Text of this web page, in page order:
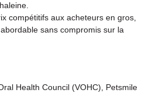
compétitifs aux acheteurs en gros,
sans compromis sur la
Health Council (VOHC), Petsmile